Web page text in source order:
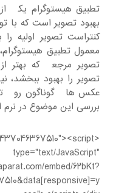
تطبيق هيستوگرام يکي
بهبود تصوير است که با
کنتراست تصوير اوليه
معمول تطبيق
تصوير مرجعي که بهتر
تصوير را بهبود ببخشد،
عکس هاي گوناگون روي
بررسی این موضوع در نرم
type="text/JavaScript"
embed/62bKt?